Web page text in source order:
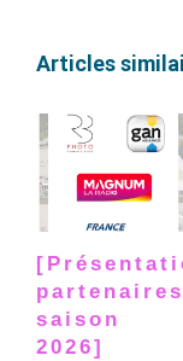
Articles
partenaires
saison
2026]